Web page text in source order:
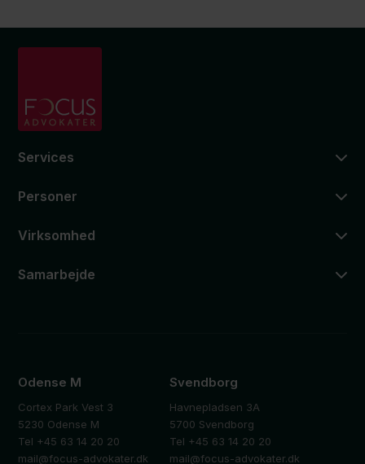
Services
Personer
Virksomhed
Samarbejde
Odense M
Cortex Park Vest 3
5230 Odense M
Tel +45 63 14 20 20
mail@focus-advokater.dk
Svendborg
Havnepladsen 3A
5700 Svendborg
Tel +45 63 14 20 20
mail@focus-advokater.dk